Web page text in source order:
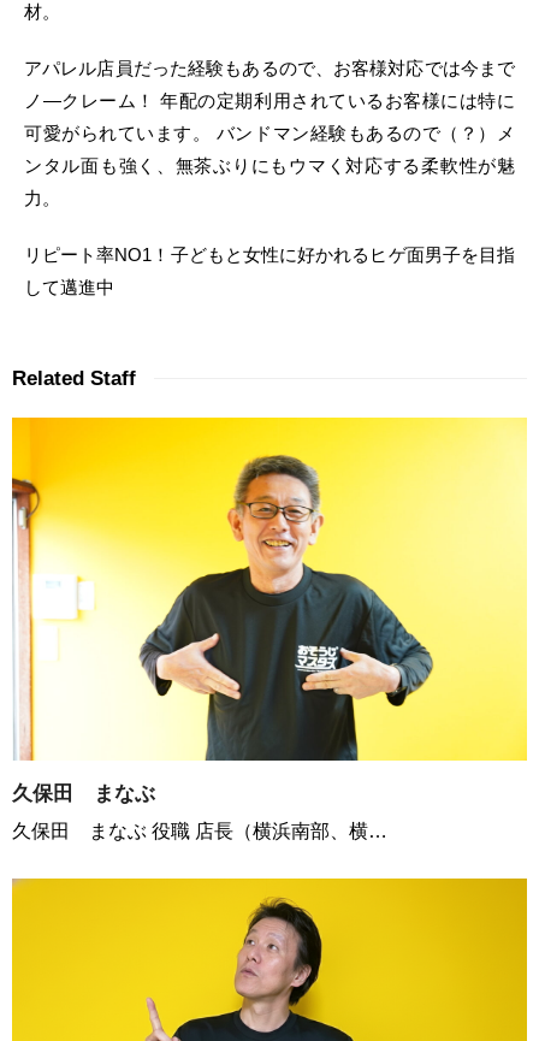
材。
アパレル店員だった経験もあるので、お客様対応では今まで
ノ―クレーム！ 年配の定期利用されているお客様には特に
可愛がられています。 バンドマン経験もあるので（？）メ
ンタル面も強く、無茶ぶりにもウマく対応する柔軟性が魅
力。
リピート率NO1！子どもと女性に好かれるヒゲ面男子を目指
して邁進中
Related Staff
久保田 まなぶ
久保田 まなぶ 役職 店長（横浜南部、横…